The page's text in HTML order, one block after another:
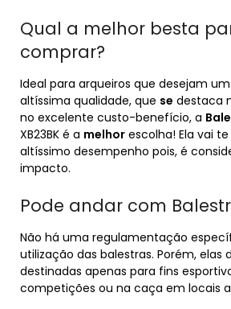
Qual a melhor besta
comprar?
Ideal para arqueiros que desejam
altíssima qualidade, que se destaca
no excelente custo-benefício, a
XB23BK é a melhor escolha! Ela vai
altíssimo desempenho pois, é
impacto.
Pode andar com
Não há uma regulamentação
utilização das balestras. Porém, elas
destinadas apenas para fins
competições ou na caça em locais